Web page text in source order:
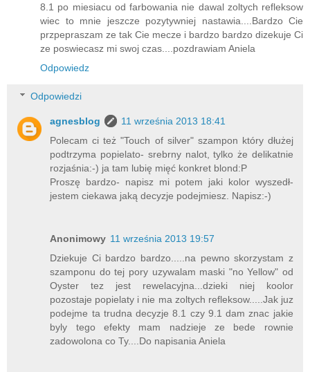
8.1 po miesiacu od farbowania nie dawal zoltych refleksow
wiec to mnie jeszcze pozytywniej nastawia....Bardzo Cie
przpepraszam ze tak Cie mecze i bardzo bardzo dizekuje Ci
ze poswiecasz mi swoj czas....pozdrawiam Aniela
Odpowiedz
Odpowiedzi
agnesblog
11 września 2013 18:41
Polecam ci też "Touch of silver" szampon który dłużej
podtrzyma popielato- srebrny nalot, tylko że delikatnie
rozjaśnia:-) ja tam lubię mięć konkret blond:P
Proszę bardzo- napisz mi potem jaki kolor wyszedł-
jestem ciekawa jaką decyzje podejmiesz. Napisz:-)
Anonimowy 11 września 2013 19:57
Dziekuje Ci bardzo bardzo.....na pewno skorzystam z
szamponu do tej pory uzywalam maski "no Yellow" od
Oyster tez jest rewelacyjna...dzieki niej koolor
pozostaje popielaty i nie ma zoltych refleksow.....Jak juz
podejme ta trudna decyzje 8.1 czy 9.1 dam znac jakie
byly tego efekty mam nadzieje ze bede rownie
zadowolona co Ty....Do napisania Aniela